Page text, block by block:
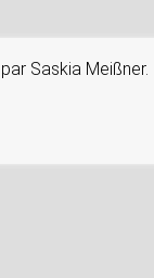
Saskia Meißner.